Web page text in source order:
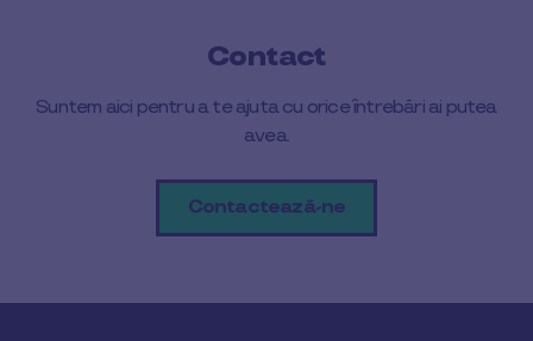
Contact
Suntem aici pentru a te ajuta cu orice întrebări ai putea
avea.
Contactează-ne